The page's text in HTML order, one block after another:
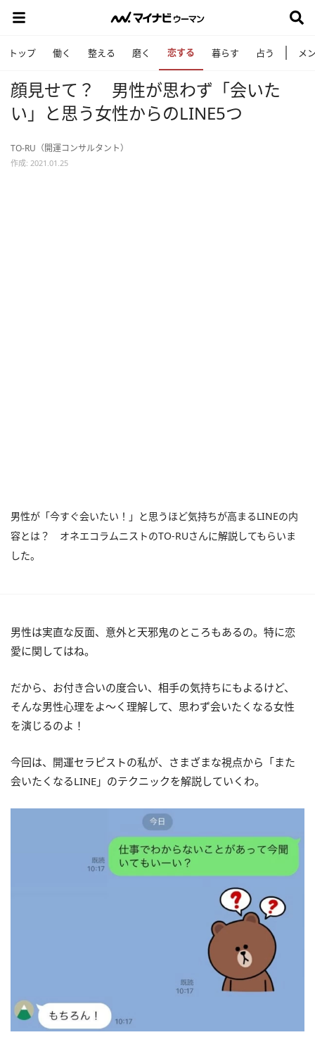
トップ 働く 整える 磨く 恋する 暮らす 占う メ
顔見せて？ 男性が思わず「会いた
い」と思う女性からのLINE5つ
TO-RU（開運コンサルタント）
作成: 2021.01.25
男性が「今すぐ会いたい！」と思うほど気持ちが高まるLINEの内
容とは？ オネエコラムニストのTO-RUさんに解説してもらいま
した。
男性は実直な反面、意外と天邪鬼のところもあるの。特に恋
愛に関してはね。
だから、お付き合いの度合い、相手の気持ちにもよるけど、
そんな男性心理をよ〜く理解して、思わず会いたくなる女性
を演じるのよ！
今回は、開運セラピストの私が、さまざまな視点から「また
会いたくなるLINE」のテクニックを解説していくわ。